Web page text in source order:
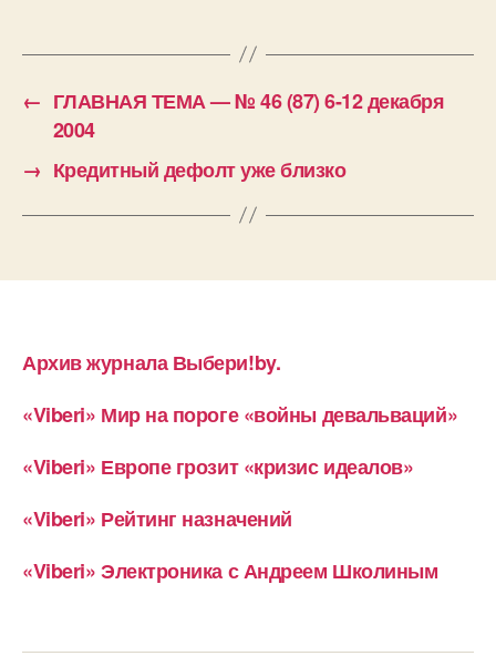
← ГЛАВНАЯ ТЕМА — № 46 (87) 6-12 декабря
2004
→ Кредитный дефолт уже близко
Архив журнала Выбери!by.
«Viberi» Мир на пороге «войны девальваций»
«Viberi» Европе грозит «кризис идеалов»
«Viberi» Рейтинг назначений
«Viberi» Электроника с Андреем Школиным